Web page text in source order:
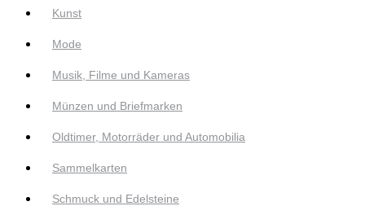
Kunst
Mode
Musik, Filme und Kameras
Münzen und Briefmarken
Oldtimer, Motorräder und Automobilia
Sammelkarten
Schmuck und Edelsteine